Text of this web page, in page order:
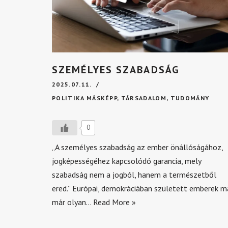
SZEMÉLYES SZABADSÁG
2025.07.11.
POLITIKA MÁSKÉPP, TÁRSADALOM , TUDOMÁNY
0
„A személyes szabadság az ember önállóságához,
jogképességéhez kapcsolódó garancia, mely
szabadság nem a jogból, hanem a természetből
ered.” Európai, demokráciában született emberek
már olyan… Read More »